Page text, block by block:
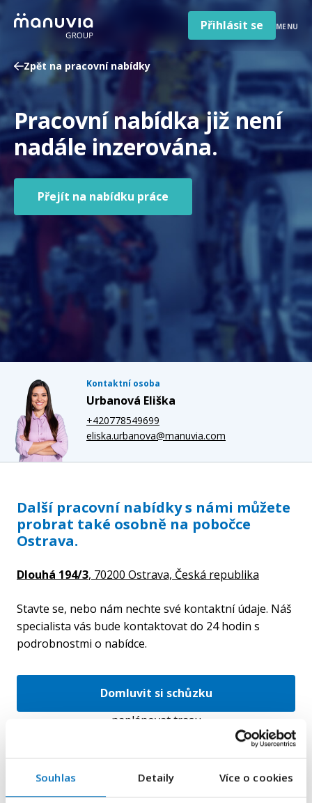
Souhlas Detaily Více o cookies
Poradna a články
Pro firmy a zaměstnavatele
O nás
Čeština
Jazyk
Česká republika
Země
/
Přihlásit se MENU
Zpět na pracovní nabídky
Pracovní nabídka již není
nadále inzerována.
Přejít na nabídku práce
Kontaktní osoba
Urbanová Eliška
+420778549699
eliska.urbanova@manuvia.com
Další pracovní nabídky s námi můžete
probrat také osobně na pobočce
Ostrava.
Dlouhá 194/3, 70200 Ostrava, Česká republika
Stavte se, nebo nám nechte své kontaktní údaje. Náš
specialista vás bude kontaktovat do 24 hodin s
podrobnostmi o nabídce.
Domluvit si schůzku
naplánovat trasu
E-mailová adresa